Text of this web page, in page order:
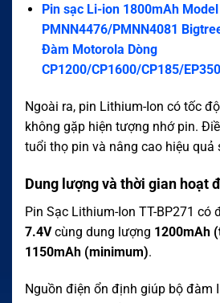
Pin sạc Li-ion 1800mAh Model
PMNN4476/PMNN4081
Đàm Motorola Dòng
CP1200/CP1600/CP185/EP350
Ngoài ra, pin Lithium-Ion có tốc
không gặp hiện tượng nhớ pin.
tuổi thọ pin và nâng cao hiệu quả
Dung lượng và thời gian hoạt
Pin Sạc Lithium-Ion TT-BP271 có
7.4Vcùng dung lượng 1200mAh
1150mAh (minimum).
Nguồn điện ổn định giúp bộ đàm